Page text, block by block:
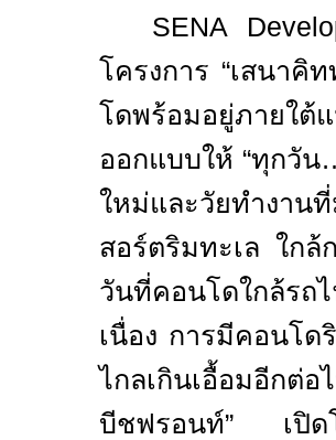
SENA
โครงการ “เสนา
โดพร้อมอยู่ภายใ
ออกแบบให้ “ทุกวั
ใหม่และวัยทำงาน
สอร์ตริมทะเล ใกล้
วันที่คอนโดใกล้รถ
เนื่อง การมีคอนโด
ไกลเกินเอื้อมอีกต่
บีชฟรอนท์” เปิด